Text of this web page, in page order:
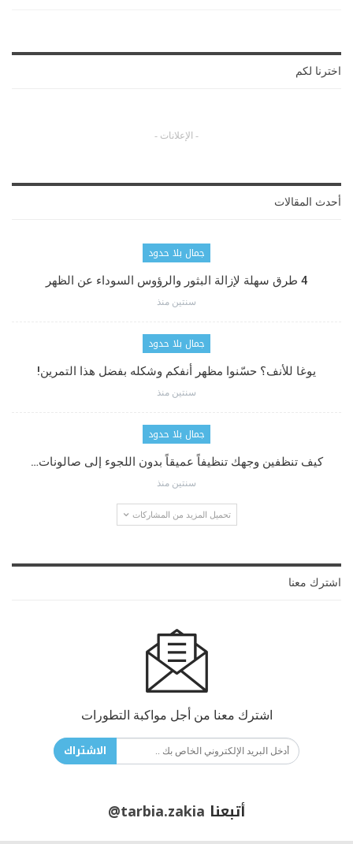
اخترنا لكم
- الإعلانات -
أحدث المقالات
جمال بلا حدود
4 طرق سهلة لإزالة البثور والرؤوس السوداء عن الظهر
سنتين منذ
جمال بلا حدود
يوغا للأنف؟ حسّنوا مظهر أنفكم وشكله بفضل هذا التمرين!
سنتين منذ
جمال بلا حدود
كيف تنظفين وجهك تنظيفاً عميقاً بدون اللجوء إلى صالونات…
سنتين منذ
تحميل المزيد من المشاركات
اشترك معنا
اشترك معنا من أجل مواكبة التطورات
الاشتراك
أتبعنا @tarbia.zakia